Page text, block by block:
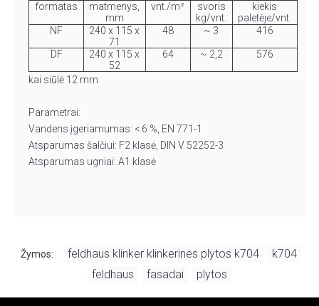
formatas
matmenys,
mm
vnt./m²
svoris
kg/vnt.
kiekis
paletėje/vnt.
NF
240 x 115 x
71
48 ~ 3 416
DF
240 x 115 x
52
64 ~ 2,2 576
kai siūlė 12 mm
Parametrai:
Vandens įgeriamumas: < 6 %, EN 771-1
Atsparumas šalčiui: F2 klasė, DIN V 52252-3
Atsparumas ugniai: A1 klasė
Žymos: feldhaus klinker klinkerines plytos k704 k704
feldhaus fasadai plytos